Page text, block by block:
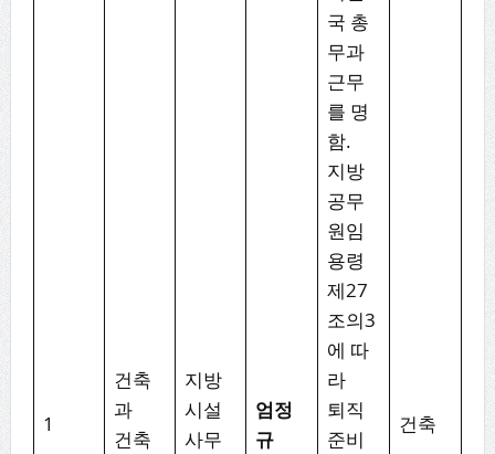
1
건축
과
건축
지방
시설
사무
엄정
규
국 총
무과
근무
를 명
함.
지방
공무
원임
용령
제27
조의3
에 따
라
퇴직
준비
건축